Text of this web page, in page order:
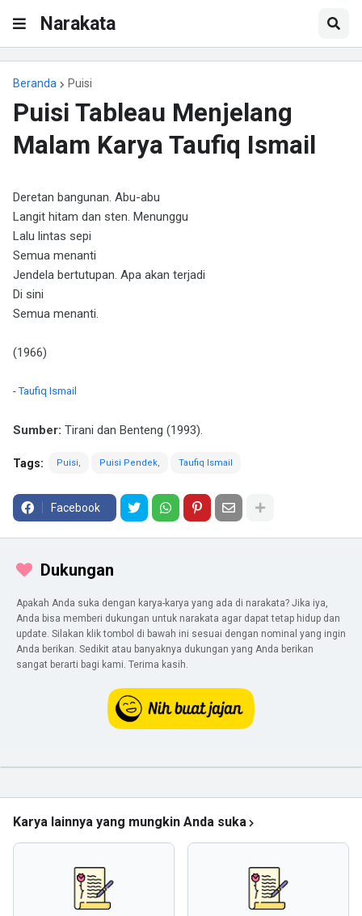
Narakata
Beranda Puisi
Puisi Tableau Menjelang
Malam Karya Taufiq Ismail
Deretan bangunan. Abu-abu
Langit hitam dan sten. Menunggu
Lalu lintas sepi
Semua menanti
Jendela bertutupan. Apa akan terjadi
Di sini
Semua menanti.
(1966)
-Taufiq Ismail
Sumber: Tirani dan Benteng (1993).
Tags: Puisi Puisi Pendek Taufiq Ismail
Facebook
Dukungan
Apakah Anda suka dengan karya-karya yang ada di narakata? Jika iya,
Anda bisa memberi dukungan untuk narakata agar dapat tetap hidup dan
update. Silakan klik tombol di bawah ini sesuai dengan nominal yang ingin
Anda berikan. Sedikit atau banyaknya dukungan yang Anda berikan
sangat berarti bagi kami. Terima kasih.
Karya lainnya yang mungkin Anda suka